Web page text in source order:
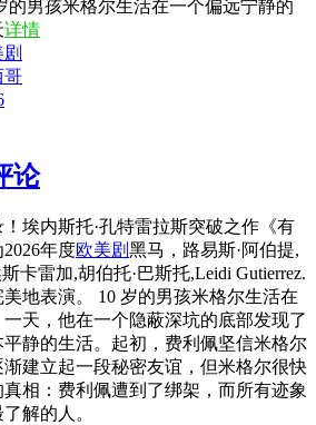
的男孩米格尔生活在一个偏远宁静的
详情
哥
论
埃内斯托·孔特雷拉斯突破之作《有
年度欧美剧黑马，路易斯·阿伯提,
卡雷加,胡伯托·巴斯托,Leidi Gutierrez.
地表演。 10 岁的男孩米格尔生活在
天，他在一个隐蔽深坑的底部发现了
静的生活。起初，费利佩坚信米格尔
建立起一段秘密友谊，但米格尔很快
相：费利佩遭到了绑架，而所有迹象
解的人。